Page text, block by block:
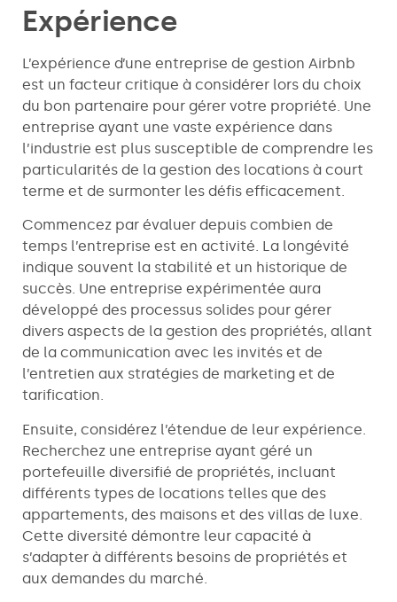
Expérience
L’expérience d’une entreprise de gestion Airbnb
est un facteur critique à considérer lors du choix
du bon partenaire pour gérer votre propriété. Une
entreprise ayant une vaste expérience dans
l’industrie est plus susceptible de comprendre les
particularités de la gestion des locations à court
terme et de surmonter les défis efficacement.
Commencez par évaluer depuis combien de
temps l’entreprise est en activité. La longévité
indique souvent la stabilité et un historique de
succès. Une entreprise expérimentée aura
développé des processus solides pour gérer
divers aspects de la gestion des propriétés, allant
de la communication avec les invités et de
l’entretien aux stratégies de marketing et de
tarification.
Ensuite, considérez l’étendue de leur expérience.
Recherchez une entreprise ayant géré un
portefeuille diversifié de propriétés, incluant
différents types de locations telles que des
appartements, des maisons et des villas de luxe.
Cette diversité démontre leur capacité à
s’adapter à différents besoins de propriétés et
aux demandes du marché.